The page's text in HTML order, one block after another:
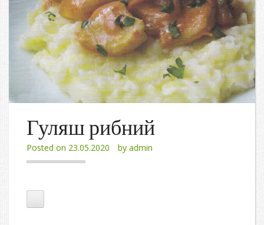
Гуляш рибний
Posted on 23.05.2020 by admin